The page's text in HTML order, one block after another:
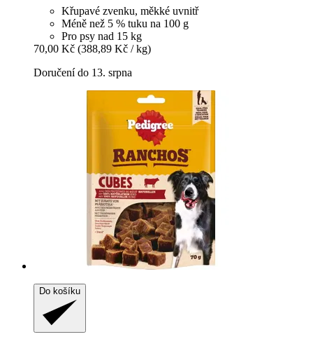
Křupavé zvenku, měkké uvnitř
Méně než 5 % tuku na 100 g
Pro psy nad 15 kg
70,00 Kč (388,89 Kč / kg)
Doručení do 13. srpna
Do košíku